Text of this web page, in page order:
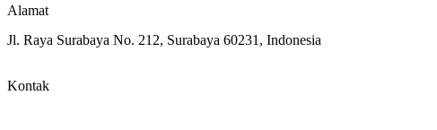
Alamat
Jl. Raya Surabaya No. 212, Surabaya 60231, Indonesia
Kontak